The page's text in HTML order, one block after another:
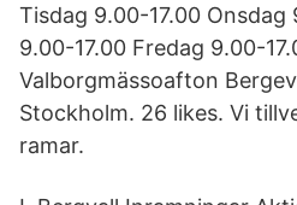
Tisdag 9.00-17.00 Onsdag
9.00-17.00 Fredag 9.00-
Valborgmässoafton
Stockholm. 26 likes. Vi
ramar.